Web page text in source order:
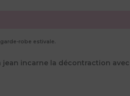
robe estivale.
incarne la décontraction